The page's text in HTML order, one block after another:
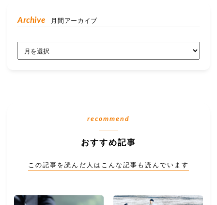
Archive 月間アーカイブ
recommend
おすすめ記事
この記事を読んだ人はこんな記事も読んでいます